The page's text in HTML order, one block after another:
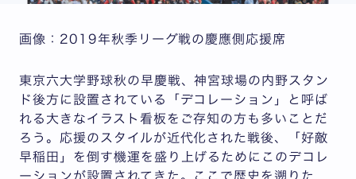
画像：2019年秋季リーグ戦の慶應側応援席
東京六大学野球秋の早慶戦、神宮球場の内野スタン
ド後方に設置されている「デコレーション」と呼ば
れる大きなイラスト看板をご存知の方も多いことだ
ろう。応援のスタイルが近代化された戦後、「好敵
早稲田」を倒す機運を盛り上げるためにこのデコレ
ーションが設置されてきた。ここで歴史を遡りた